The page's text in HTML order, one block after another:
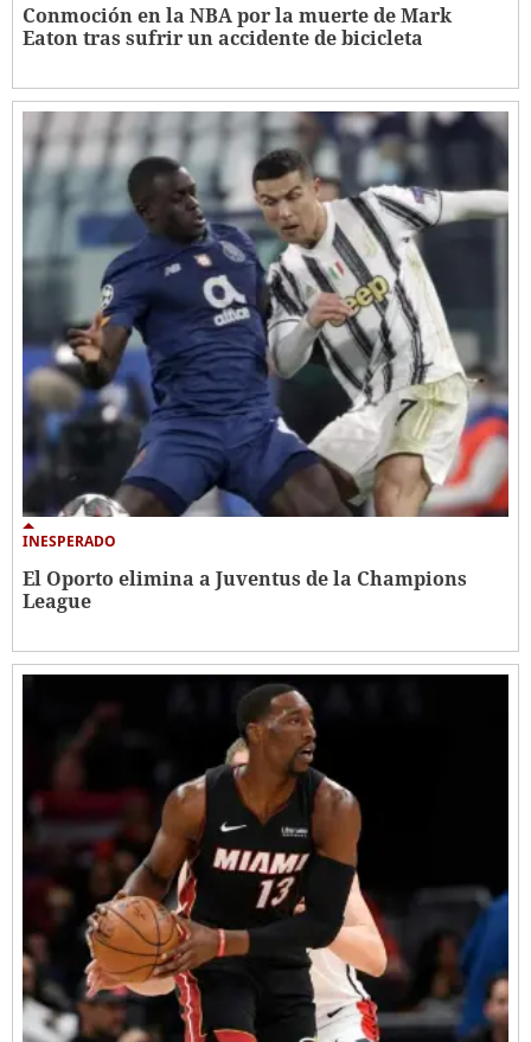
Conmoción en la NBA por la muerte de Mark
Eaton tras sufrir un accidente de bicicleta
INESPERADO
El Oporto elimina a Juventus de la Champions
League